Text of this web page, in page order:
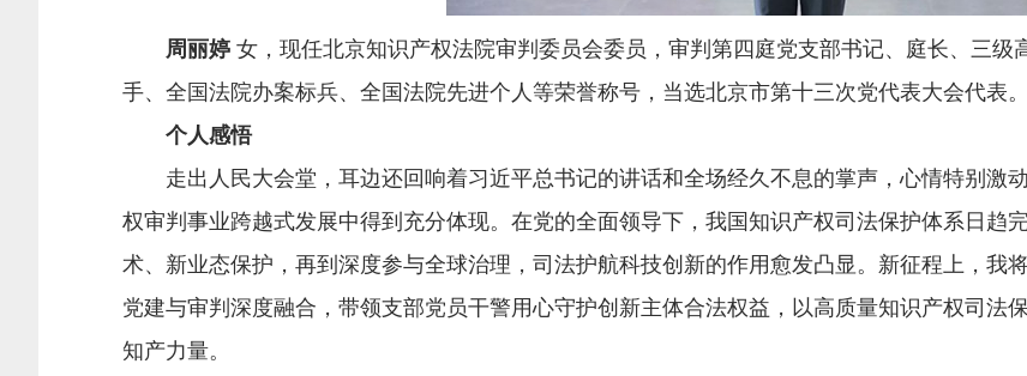
周丽婷 女，现任北京知识产权法院审判委员会委员，审判第四庭党支部书记、庭长、三
手、全国法院办案标兵、全国法院先进个人等荣誉称号，当选北京市第十三次党代表大会代表。
个人感悟
走出人民大会堂，耳边还回响着习近平总书记的讲话和全场经久不息的掌声，心情特别激
权审判事业跨越式发展中得到充分体现。在党的全面领导下，我国知识产权司法保护体系日趋
术、新业态保护，再到深度参与全球治理，司法护航科技创新的作用愈发凸显。新征程上，我
党建与审判深度融合，带领支部党员干警用心守护创新主体合法权益，以高质量知识产权司法
知产力量。